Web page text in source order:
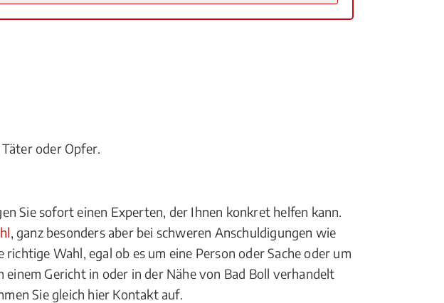
oder Opfer.
Sie sofort einen Experten, der Ihnen konkret helfen kann.
, ganz besonders aber bei schweren Anschuldigungen wie
Wahl, egal ob es um eine Person oder Sache oder um
Gericht in oder in der Nähe von Bad Boll verhandelt
Sie gleich hier Kontakt auf.